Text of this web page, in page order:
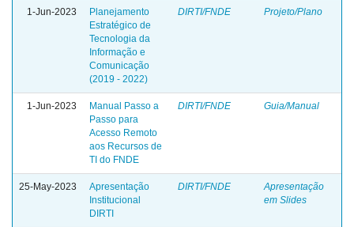
1-Jun-2023
Planejamento
Estratégico de
Tecnologia da
Informação e
Comunicação
(2019 - 2022)
DIRTI/FNDE Projeto/Plano
1-Jun-2023
Manual Passo a
Passo para
Acesso Remoto
aos Recursos de
TI do FNDE
DIRTI/FNDE Guia/Manual
25-May-2023
Apresentação
Institucional
DIRTI
DIRTI/FNDE
Apresentação
em Slides